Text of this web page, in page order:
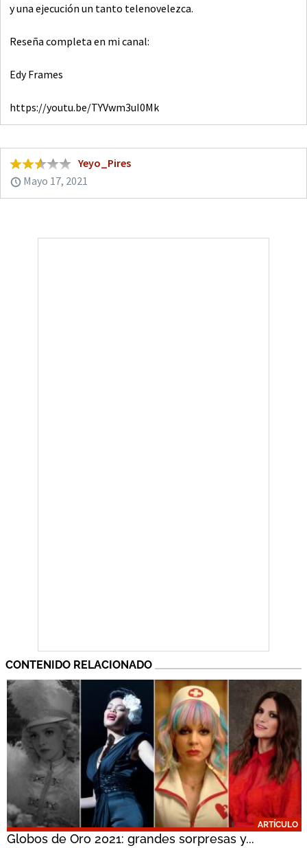
y una ejecución un tanto telenovelezca.
Reseña completa en mi canal:
Edy Frames
https://youtu.be/TYVwm3uI0Mk
Yeyo_Pires
Mayo 17, 2021
CONTENIDO RELACIONADO
ARTÍCULO
Globos de Oro 2021: grandes sorpresas y...